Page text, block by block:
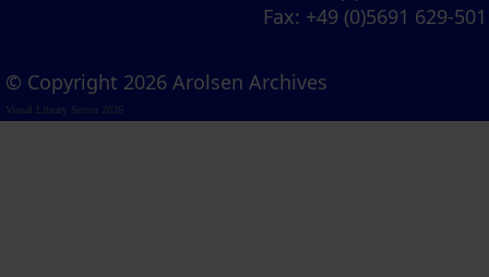
Fax: +49 (0)5691 629-501
© Copyright 2026 Arolsen Archives
Visual Library Server 2026